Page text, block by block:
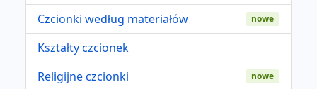
Czcionki według materiałów
nowe
Kształty czcionek
Religijne czcionki
nowe